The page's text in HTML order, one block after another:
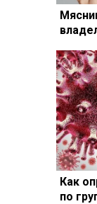
Как
по